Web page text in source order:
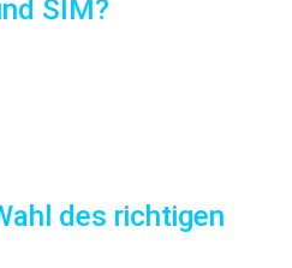
SIM?
des richtigen